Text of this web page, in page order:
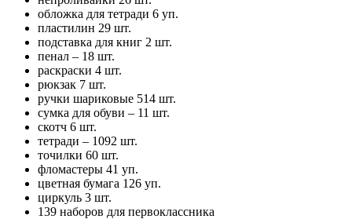
обложка для тетради 6 уп.
пластилин 29 шт.
подставка для книг 2 шт.
пенал – 18 шт.
раскраски 4 шт.
рюкзак 7 шт.
ручки шариковые 514 шт.
сумка для обуви – 11 шт.
скотч 6 шт.
тетради – 1092 шт.
точилки 60 шт.
фломастеры 41 уп.
цветная бумага 126 уп.
циркуль 3 шт.
139 наборов для первоклассника